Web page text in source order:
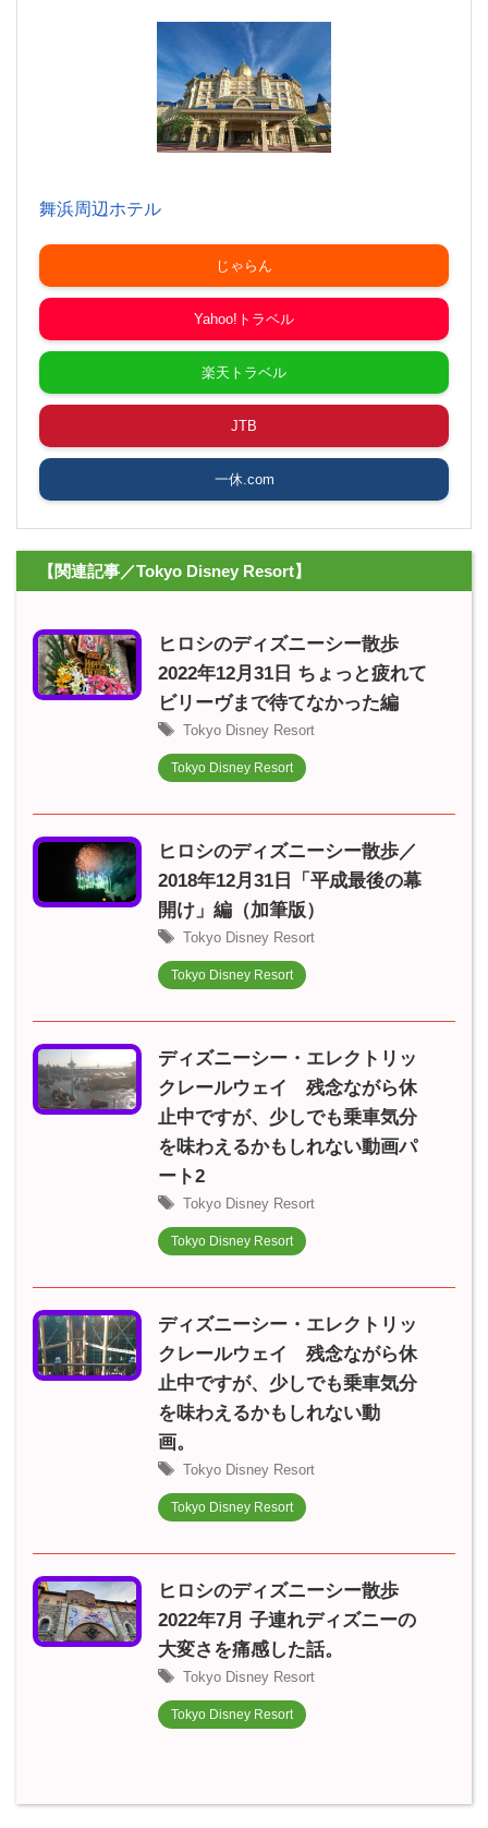
舞浜周辺ホテル
じゃらん
Yahoo!トラベル
楽天トラベル
JTB
一休.com
【関連記事／Tokyo Disney Resort】
ヒロシのディズニーシー散歩
2022年12月31日 ちょっと疲れて
ビリーヴまで待てなかった編
Tokyo Disney Resort
Tokyo Disney Resort
ヒロシのディズニーシー散歩／
2018年12月31日「平成最後の幕
開け」編（加筆版）
Tokyo Disney Resort
Tokyo Disney Resort
ディズニーシー・エレクトリッ
クレールウェイ 残念ながら休
止中ですが、少しでも乗車気分
を味わえるかもしれない動画パ
ート2
Tokyo Disney Resort
Tokyo Disney Resort
ディズニーシー・エレクトリッ
クレールウェイ 残念ながら休
止中ですが、少しでも乗車気分
を味わえるかもしれない動
画。
Tokyo Disney Resort
Tokyo Disney Resort
ヒロシのディズニーシー散歩
2022年7月 子連れディズニーの
大変さを痛感した話。
Tokyo Disney Resort
Tokyo Disney Resort